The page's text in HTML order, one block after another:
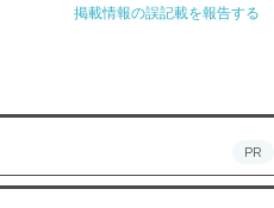
掲載情報の誤記載を報告する
PR